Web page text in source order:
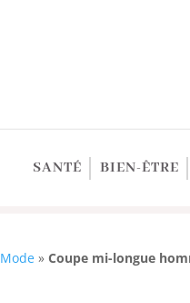
SANTÉ BIEN-ÊTRE
Mode »Coupe mi-longue